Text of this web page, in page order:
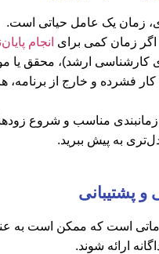
زمان یک عامل حیاتی است.
زمان کمی برای انجام
۴ ماه برای کارشناسی ارشد)،
کار فشرده و خارج از برنامه،
مناسب و شروع
به پیش ببرید.
است که ممکن است به
ارائه شوند.